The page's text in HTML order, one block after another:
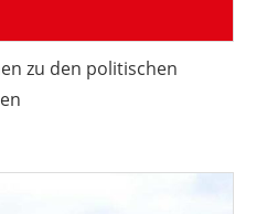
zu den politischen